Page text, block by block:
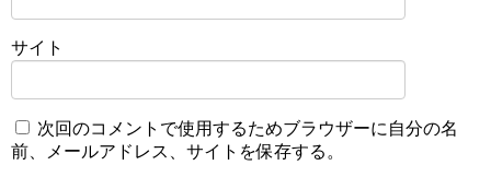
サイト
次回のコメントで使用するためブラウザーに自分の名
前、メールアドレス、サイトを保存する。